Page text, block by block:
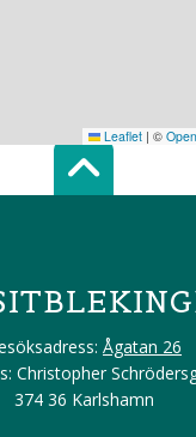
Leaflet | ©
Ågatan 26
Christopher
374 36 Karlshamn